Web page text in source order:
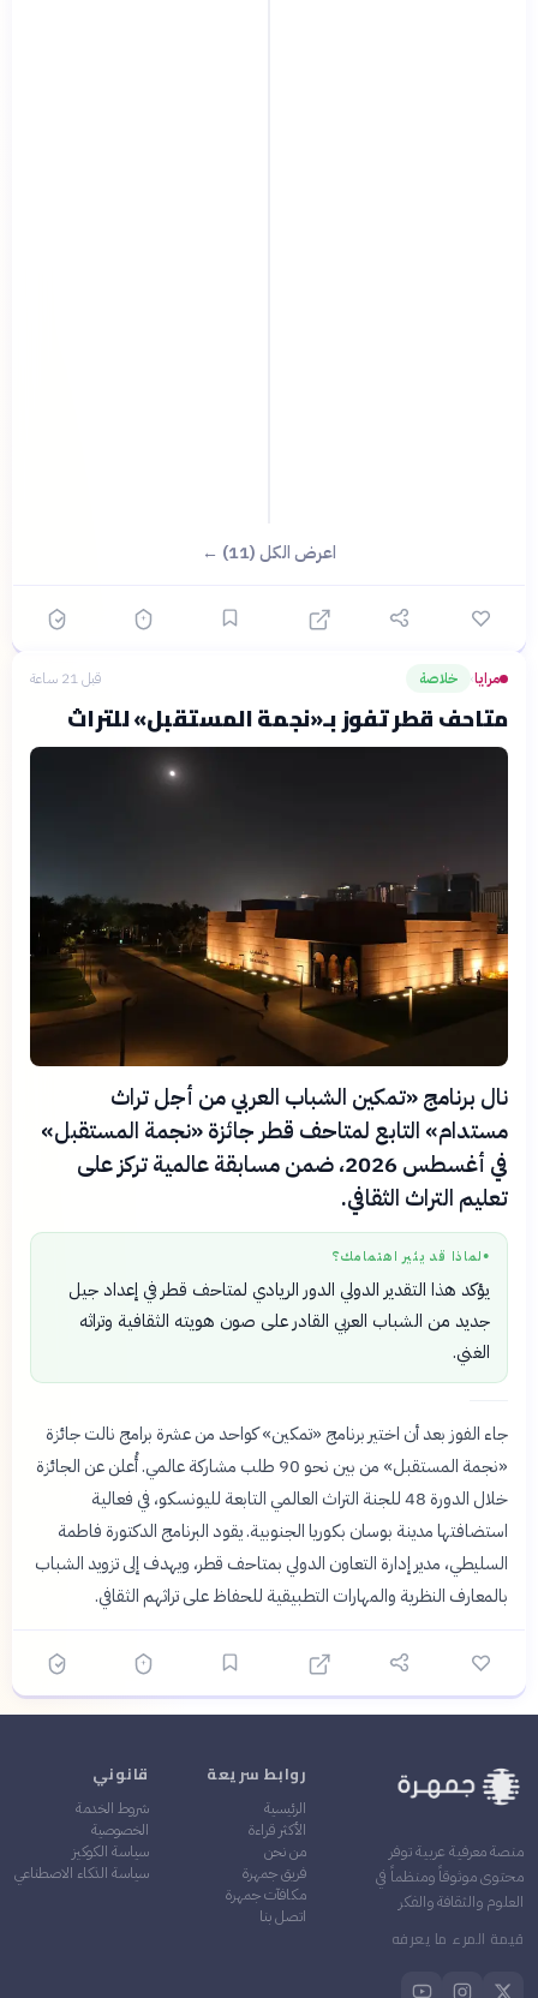
اعرض الكل (11) ←
مرايا› خلاصة قبل 21 ساعة
متاحف قطر تفوز بـ«نجمة المستقبل» للتراث
نال برنامج «تمكين الشباب العربي من أجل تراث
مستدام» التابع لمتاحف قطر جائزة «نجمة المستقبل»
في أغسطس 2026، ضمن مسابقة عالمية تركز على
تعليم التراث الثقافي.
● لماذا قد يثير اهتمامك؟
يؤكد هذا التقدير الدولي الدور الريادي لمتاحف قطر في إعداد جيل
جديد من الشباب العربي القادر على صون هويته الثقافية وتراثه
الغني.
جاء الفوز بعد أن اختير برنامج «تمكين» كواحد من عشرة برامج نالت جائزة
«نجمة المستقبل» من بين نحو 90 طلب مشاركة عالمي. أُعلن عن الجائزة
خلال الدورة 48 للجنة التراث العالمي التابعة لليونسكو، في فعالية
استضافتها مدينة بوسان بكوريا الجنوبية. يقود البرنامج الدكتورة فاطمة
السليطي، مدير إدارة التعاون الدولي بمتاحف قطر، ويهدف إلى تزويد الشباب
بالمعارف النظرية والمهارات التطبيقية للحفاظ على تراثهم الثقافي.
منصة معرفية عربية توفر
محتوى موثوقاً ومنظماً في
العلوم والثقافة والفكر
قيمة المرء ما يعرفه
روابط سريعة
الرئيسية
الأكثر قراءة
من نحن
فريق جمهرة
مكافآت جمهرة
اتصل بنا
قانوني
شروط الخدمة
الخصوصية
سياسة الكوكيز
سياسة الذكاء الاصطناعي